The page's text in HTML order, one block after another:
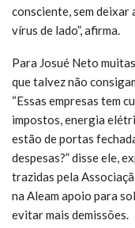
consciente, sem deixar
vírus de lado”, afirma.
Para Josué Neto
que talvez não
“Essas empresas tem
impostos, energia
estão de portas
despesas?” disse ele,
trazidas pela
na Aleam apoio para
evitar mais demissões.